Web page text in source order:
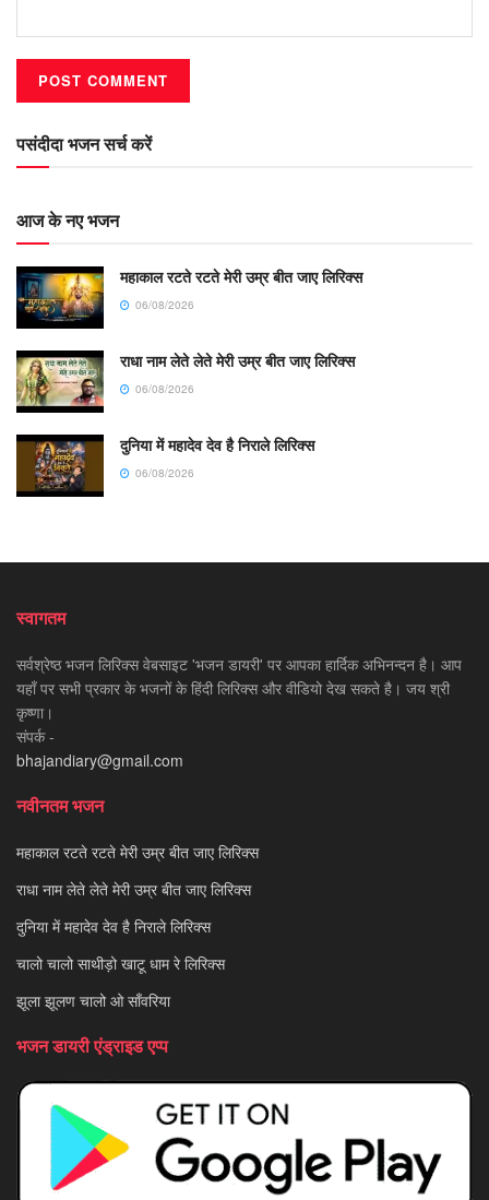
पसंदीदा भजन सर्च करें
आज के नए भजन
महाकाल रटते रटते मेरी उम्र बीत जाए लिरिक्स
06/08/2026
राधा नाम लेते लेते मेरी उम्र बीत जाए लिरिक्स
06/08/2026
दुनिया में महादेव देव है निराले लिरिक्स
06/08/2026
स्वागतम
सर्वश्रेष्ठ भजन लिरिक्स वेबसाइट 'भजन डायरी' पर आपका हार्दिक अभिनन्दन है। आप
यहाँ पर सभी प्रकार के भजनों के हिंदी लिरिक्स और वीडियो देख सकते है। जय श्री
कृष्णा।
संपर्क -
bhajandiary@gmail.com
नवीनतम भजन
महाकाल रटते रटते मेरी उम्र बीत जाए लिरिक्स
राधा नाम लेते लेते मेरी उम्र बीत जाए लिरिक्स
दुनिया में महादेव देव है निराले लिरिक्स
चालो चालो साथीड़ो खाटू धाम रे लिरिक्स
झूला झूलण चालो ओ साँवरिया
भजन डायरी एंड्राइड एप्प